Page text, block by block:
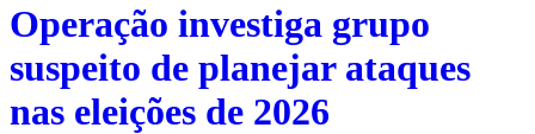
Operação investiga grupo
suspeito de planejar ataques
nas eleições de 2026